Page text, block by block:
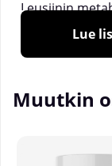
Leusiinin
päivässä.
ovat olleet
Lue
Muutkin